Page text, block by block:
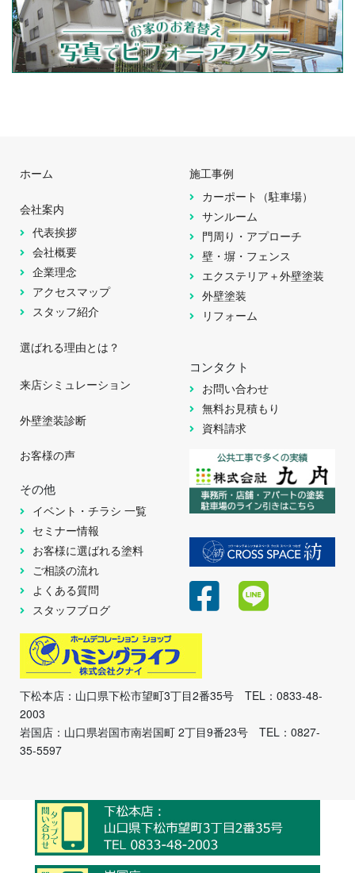
ホーム
会社案内
代表挨拶
会社概要
企業理念
アクセスマップ
スタッフ紹介
選ばれる理由とは？
施工事例
カーポート（駐車場）
サンルーム
門周り・アプローチ
壁・塀・フェンス
エクステリア＋外壁塗装
外壁塗装
リフォーム
来店シミュレーション
外壁塗装診断
お客様の声
その他
イベント・チラシ 一覧
セミナー情報
お客様に選ばれる塗料
ご相談の流れ
よくある質問
スタッフブログ
コンタクト
お問い合わせ
無料お見積もり
資料請求
下松本店：山口県下松市望町3丁目2番35号 TEL：0833-48-
2003
岩国店：山口県岩国市南岩国町 2丁目9番23号 TEL：0827-
35-5597